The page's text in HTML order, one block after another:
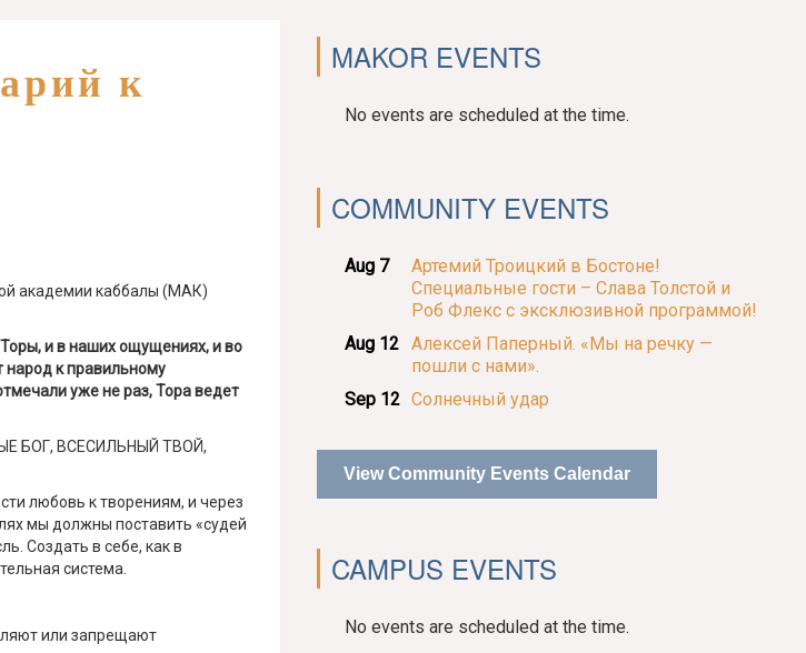
к
академии каббалы (МАК)
и в наших ощущениях, и во
к правильному
уже не раз, Тора ведет
БОГ, ВСЕСИЛЬНЫЙ ТВОЙ,
любовь к творениям, и через
мы должны поставить «судей
Создать в себе, как в
система.
или запрещают
MAKOR EVENTS
No events are scheduled at the time.
COMMUNITY EVENTS
Aug 7
Артемий Троицкий в Бостоне!
Специальные гости – Слава Толстой и
Роб Флекс с эксклюзивной программой!
Aug 12
Алексей Паперный. «Мы на речку —
пошли с нами».
Sep 12 Солнечный удар
View Community Events Calendar
CAMPUS EVENTS
No events are scheduled at the time.